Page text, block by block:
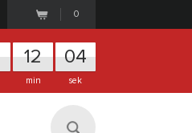
0
12
min
04
sek